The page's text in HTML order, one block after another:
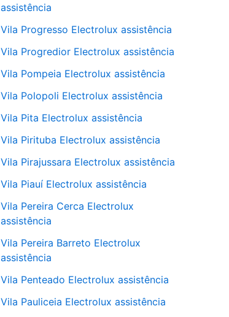
assistência
Vila Progresso Electrolux assistência
Vila Progredior Electrolux assistência
Vila Pompeia Electrolux assistência
Vila Polopoli Electrolux assistência
Vila Pita Electrolux assistência
Vila Pirituba Electrolux assistência
Vila Pirajussara Electrolux assistência
Vila Piauí Electrolux assistência
Vila Pereira Cerca Electrolux
assistência
Vila Pereira Barreto Electrolux
assistência
Vila Penteado Electrolux assistência
Vila Pauliceia Electrolux assistência